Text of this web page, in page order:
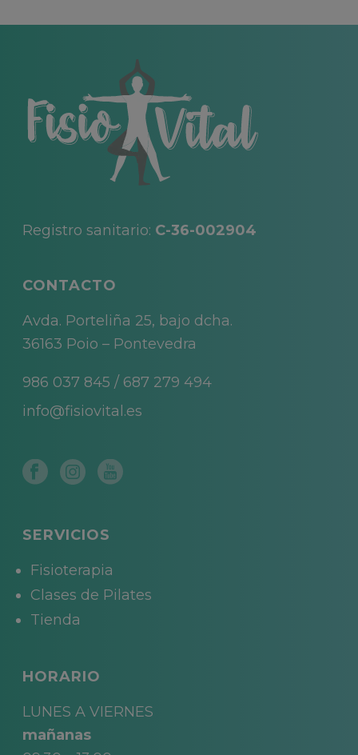
Registro sanitario: C-36-002904
CONTACTO
Avda. Porteliña 25, bajo dcha.
36163 Poio – Pontevedra
986 037 845 / 687 279 494
info@fisiovital.es
SERVICIOS
Fisioterapia
Clases de Pilates
Tienda
HORARIO
LUNES A VIERNES
mañanas